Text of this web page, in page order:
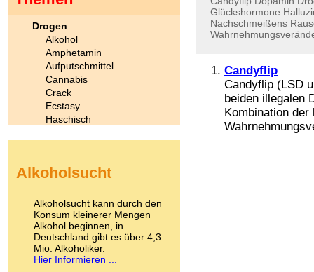
Glückshormone
Nachschmeißens
Candyflip
Candyflip (LSD
beiden illegalen
Kombination
Drogen
Alkohol
Amphetamin
Aufputschmittel
Cannabis
Crack
Ecstasy
Haschisch
Kokain
LSD
Marihuana
Medikamente
Meskalin
Metamphetamin
Methadon
Alkoholsucht
Alkoholsucht kann durch den
Konsum kleinerer Mengen
Alkohol beginnen, in
Deutschland gibt es über 4,3
Mio. Alkoholiker.
Hier Informieren ...